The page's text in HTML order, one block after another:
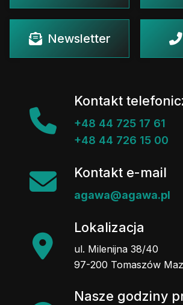
Newsletter
Kontakt
+48 44 725 17 61
+48 44 726 15 00
Kontakt e-mail
agawa@agawa.pl
Lokalizacja
ul. Milenijna 38/40
97-200 Tomaszów
Nasze godziny